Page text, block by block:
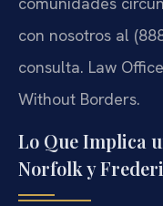
con nosotros al
consulta. Law
Without Borders.
Lo Que Implica
Norfolk y